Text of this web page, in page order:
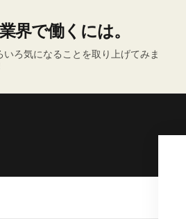
界で働くには。
いろ気になることを取り上げてみま